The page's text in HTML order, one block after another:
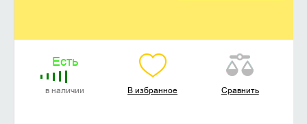
Есть
в наличии В избранное Сравнить